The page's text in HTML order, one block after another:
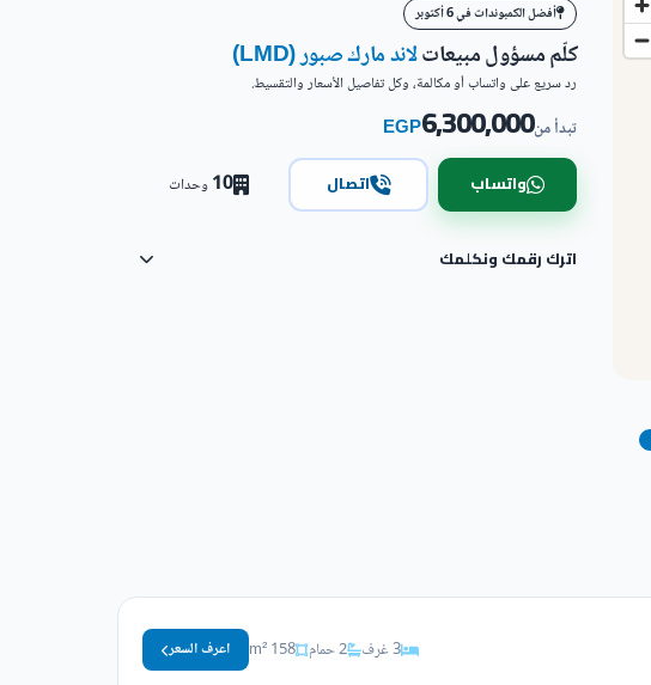
أفضل الكمبوندات في 6 أكتوبر
كلّم مسؤول مبيعاتلاند مارك صبور (LMD)
رد سريع على واتساب أو مكالمة، وكل تفاصيل الأسعار والتقسيط.
تبدأ من6,300,000
EGP
واتساب اتصال 10وحدات
اترك رقمك ونكلمك
3 غرف 2 حمام 158 m² اعرف السعر